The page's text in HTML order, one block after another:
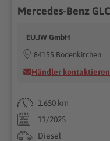
EU.JW GmbH
84155 Bodenkirchen
Händler kontaktieren
1.650 km
11/2025
Diesel